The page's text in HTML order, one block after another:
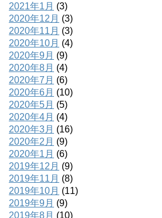
2021年1月 (3)
2020年12月 (3)
2020年11月 (3)
2020年10月 (4)
2020年9月 (9)
2020年8月 (4)
2020年7月 (6)
2020年6月 (10)
2020年5月 (5)
2020年4月 (4)
2020年3月 (16)
2020年2月 (9)
2020年1月 (6)
2019年12月 (9)
2019年11月 (8)
2019年10月 (11)
2019年9月 (9)
2019年8月 (10)